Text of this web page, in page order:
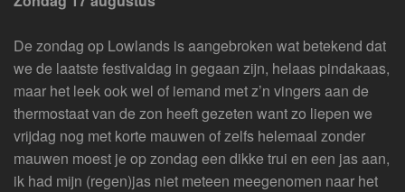
De zondag op Lowlands is aangebroken wat betekend dat
we de laatste festivaldag in gegaan zijn, helaas pindakaas,
maar het leek ook wel of iemand met z’n vingers aan de
thermostaat van de zon heeft gezeten want zo liepen we
vrijdag nog met korte mauwen of zelfs helemaal zonder
mauwen moest je op zondag een dikke trui en een jas aan,
ik had mijn (regen)jas niet meteen meegenomen naar het